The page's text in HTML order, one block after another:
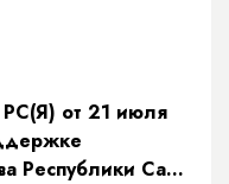
от 21 июля
Республики Саха